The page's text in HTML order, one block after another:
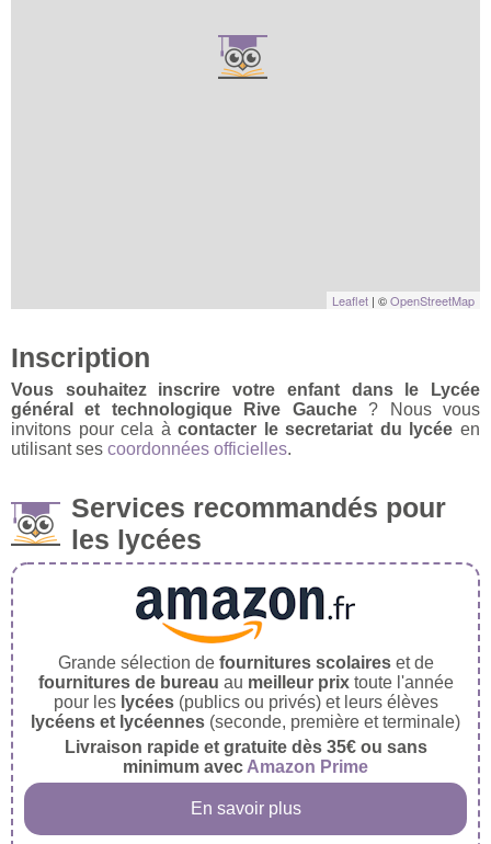
Leaflet | ©OpenStreetMap
Inscription
Vous souhaitez inscrire votre enfant dans le Lycée
général et technologique Rive Gauche? Nous vous
invitons pour cela àcontacter le secretariat du lycée en
utilisant ses coordonnées officielles.
Services recommandés pour
les lycées
Grande sélection de fournitures scolaireset de
fournitures de bureau au meilleur prixtoute l'année
pour les lycées(publics ou privés) et leurs élèves
lycéens et lycéennes (seconde, première et terminale)
Livraison rapide et gratuite dès 35€ ou sans
minimum avec Amazon Prime
En savoir plus